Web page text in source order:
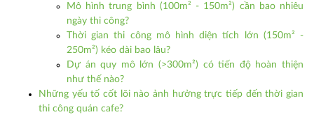
Mô hình trung bình (100m² - 150m²) cần bao nhiêu
ngày thi công?
Thời gian thi công mô hình diện tích lớn (150m² -
250m²) kéo dài bao lâu?
Dự án quy mô lớn (>300m²) có tiến độ hoàn thiện
như thế nào?
Những yếu tố cốt lõi nào ảnh hưởng trực tiếp đến thời gian
thi công quán cafe?